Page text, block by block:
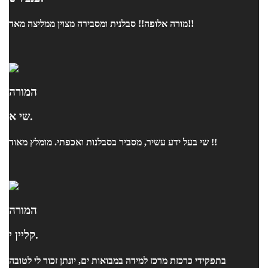
מורה אלופה!! סבלנית ומסבירה מצוין ממליצה מאד!!
המורה
שי א.
שי בעל ידע עשיר, מסביר בסבלנות ואכפתי. מומלץ מאוד !!
המורה
קליין י.
בתפקידי כרכזת מרכז למידה במבואות ים, יונתן זכור לי לטובה